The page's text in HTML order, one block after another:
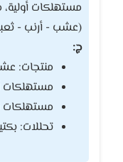
مستهلكات أولية،
(عشب - أرنب -
ج:
منتجات:
مستهلكات
مستهلكات
تحللات: